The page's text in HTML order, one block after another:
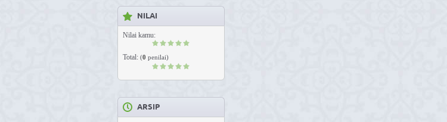
NILAI
Nilai kamu:
Total: (0 penilai)
ARSIP